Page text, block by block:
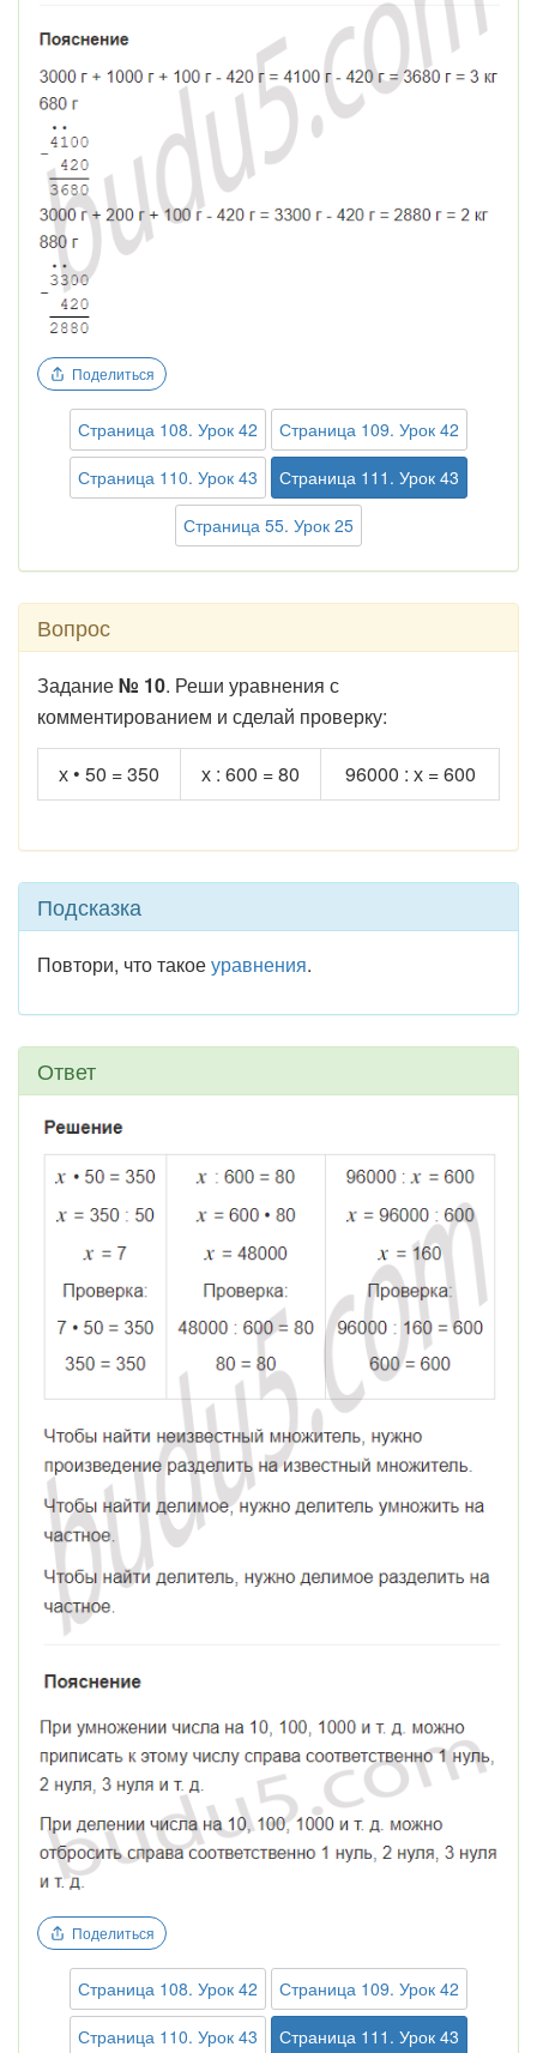
Поделиться
Страница 108. Урок 42
Страница 109. Урок 42
Страница 110. Урок 43
Страница 111. Урок 43
Страница 55. Урок 25
Вопрос
Задание№ 10. Реши уравнения с
комментированием и сделай проверку:
х • 50 = 350 х : 600 = 80 96000 : х = 600
Подсказка
Повтори, что такоеуравнения.
Ответ
Поделиться
Страница 108. Урок 42
Страница 109. Урок 42
Страница 110. Урок 43
Страница 111. Урок 43